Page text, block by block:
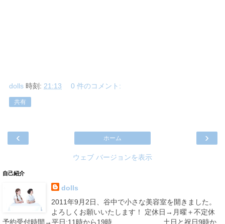
dolls 時刻: 21:13 0 件のコメント:
共有
‹ ›
ホーム
ウェブ バージョンを表示
自己紹介
dolls
2011年9月2日、谷中で小さな美容室を開きました。
よろしくお願いいたします！ 定休日→月曜＋不定休
予約受付時間→平日:11時から19時 土日と祝日9時か